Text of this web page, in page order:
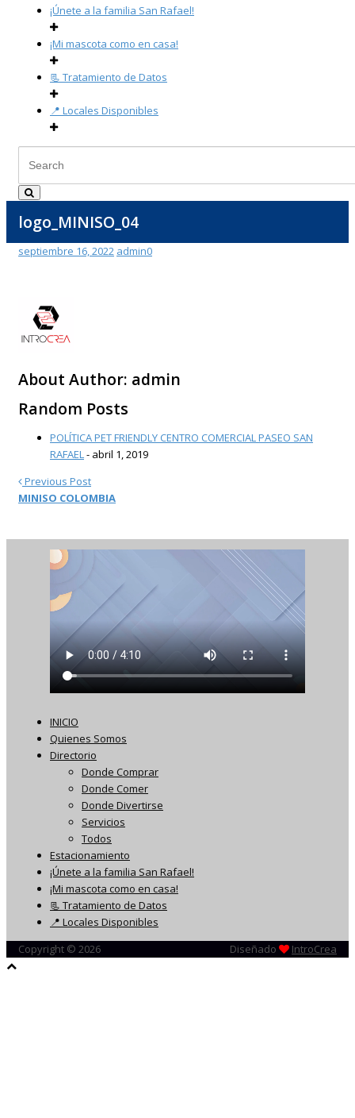
¡Únete a la familia San Rafael!
¡Mi mascota como en casa!
📃 Tratamiento de Datos
📍 Locales Disponibles
logo_MINISO_04
septiembre 16, 2022 admin0
About Author: admin
Random Posts
POLÍTICA PET FRIENDLY CENTRO COMERCIAL PASEO SAN
RAFAEL- abril 1, 2019
Previous Post
MINISO COLOMBIA
INICIO
Quienes Somos
Directorio
Donde Comprar
Donde Comer
Donde Divertirse
Servicios
Todos
Estacionamiento
¡Únete a la familia San Rafael!
¡Mi mascota como en casa!
📃 Tratamiento de Datos
📍 Locales Disponibles
Copyright © 2026
Diseñado IntroCrea